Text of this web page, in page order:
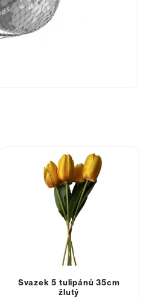
Svazek 5 tulipánů 35cm
žlutý